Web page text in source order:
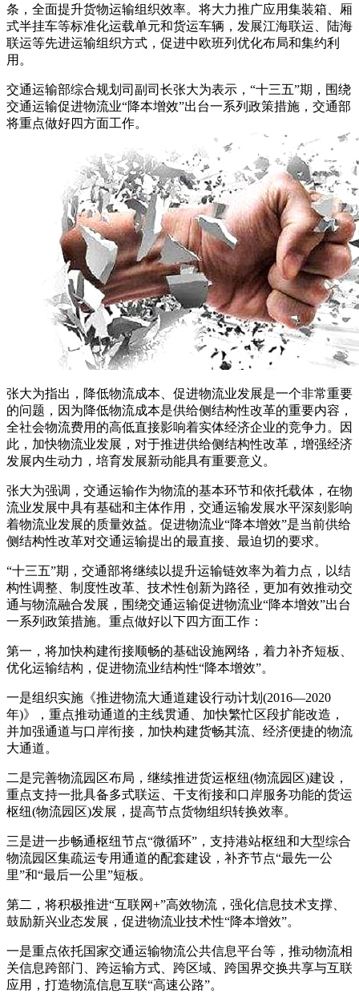
条，全面提升货物运输组织效率。将大力推广应用集装箱、厢
式半挂车等标准化运载单元和货运车辆，发展江海联运、陆海
联运等先进运输组织方式，促进中欧班列优化布局和集约利
用。
交通运输部综合规划司副司长张大为表示，“十三五”期，围绕
交通运输促进物流业“降本增效”出台一系列政策措施，交通部
将重点做好四方面工作。
张大为指出，降低物流成本、促进物流业发展是一个非常重要
的问题，因为降低物流成本是供给侧结构性改革的重要内容，
全社会物流费用的高低直接影响着实体经济企业的竞争力。因
此，加快物流业发展，对于推进供给侧结构性改革，增强经济
发展内生动力，培育发展新动能具有重要意义。
张大为强调，交通运输作为物流的基本环节和依托载体，在物
流业发展中具有基础和主体作用，交通运输发展水平深刻影响
着物流业发展的质量效益。促进物流业“降本增效”是当前供给
侧结构性改革对交通运输提出的最直接、最迫切的要求。
“十三五”期，交通部将继续以提升运输链效率为着力点，以结
构性调整、制度性改革、技术性创新为路径，更加有效推动交
通与物流融合发展，围绕交通运输促进物流业“降本增效”出台
一系列政策措施。重点做好以下四方面工作：
第一，将加快构建衔接顺畅的基础设施网络，着力补齐短板、
优化运输结构，促进物流业结构性“降本增效”。
一是组织实施《推进物流大通道建设行动计划(2016—2020
年)》，重点推动通道的主线贯通、加快繁忙区段扩能改造，
并加强通道与口岸衔接，加快构建货畅其流、经济便捷的物流
大通道。
二是完善物流园区布局，继续推进货运枢纽(物流园区)建设，
重点支持一批具备多式联运、干支衔接和口岸服务功能的货运
枢纽(物流园区)发展，提高节点货物组织转换效率。
三是进一步畅通枢纽节点“微循环”，支持港站枢纽和大型综合
物流园区集疏运专用通道的配套建设，补齐节点“最先一公
里”和“最后一公里”短板。
第二，将积极推进“互联网+”高效物流，强化信息技术支撑、
鼓励新兴业态发展，促进物流业技术性“降本增效”。
一是重点依托国家交通运输物流公共信息平台等，推动物流相
关信息跨部门、跨运输方式、跨区域、跨国界交换共享与互联
应用，打造物流信息互联“高速公路”。